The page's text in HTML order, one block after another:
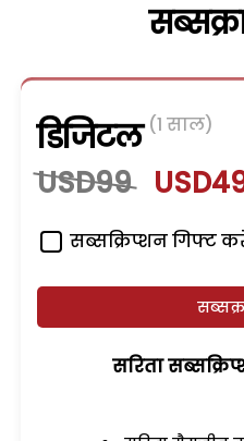
डिजिटल (1 साल)
USD99
सब्सक्रिप्शन गिफ्ट
सरिता